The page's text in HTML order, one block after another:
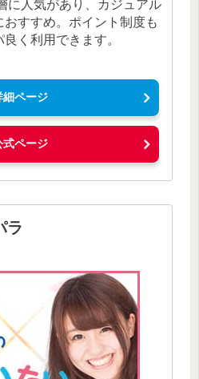
に人気があり、カジュアル
すすめ。ポイント制度も
く利用できます。
細ページ
式ページ
ラ